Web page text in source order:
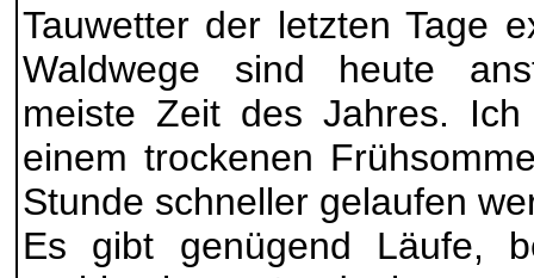
Tauwetter der letzten Tage
Waldwege sind heute
meiste Zeit des Jahres.
einem trockenen
Stunde schneller gelaufen
Es gibt genügend Läufe,